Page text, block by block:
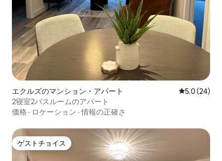
エクルズのマンション・アパート レビュー24
5.0 (24)
2寝室2バスルームのアパート
価格 · ロケーション ·情報の正確さ
ゲストチョイス
ゲストチョイス